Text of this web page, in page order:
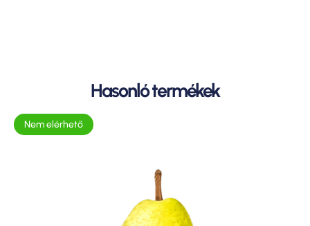
Hasonló termékek
Nem elérhető